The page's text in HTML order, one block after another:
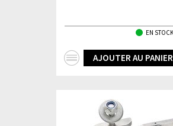
EN
AJOUTER AU PANIER